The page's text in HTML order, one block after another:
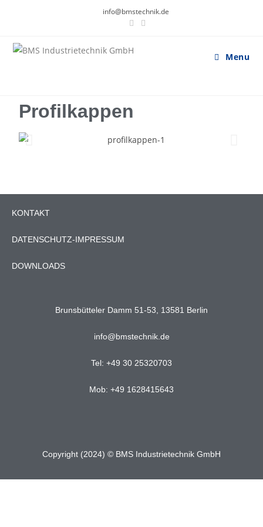
info@bmstechnik.de
Menu
Profilkappen
KONTAKT
DATENSCHUTZ-IMPRESSUM
DOWNLOADS
Brunsbütteler Damm 51-53, 13581 Berlin
info@bmstechnik.de
Tel: +49 30 25320703
Mob: +49 1628415643
Copyright (2024) © BMS Industrietechnik GmbH